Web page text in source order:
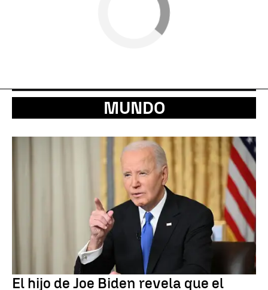
MUNDO
El hijo de Joe Biden revela que el